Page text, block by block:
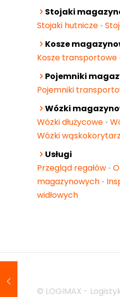
Stojaki
Stojaki hutnicze •
Kosze
Kosze transportowe
Pojemniki
Pojemniki
Wózki
Wózki dłużycowe •
Wózki
Usługi
Przegląd regałów •
magazynowych •
widłowych
© LOGIMAX -